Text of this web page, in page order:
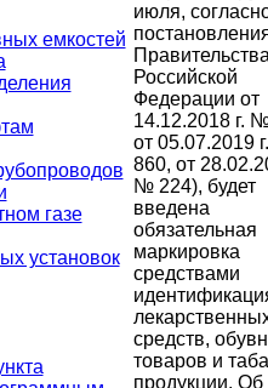
емкостей
газе
установок
июля,
Российской
Федерации от
14.12.2018 г.
от 05.07.2019
860, от
№ 224), будет
введена
обязательная
маркировка
средствами
средств,
товаров и
продукции. Об